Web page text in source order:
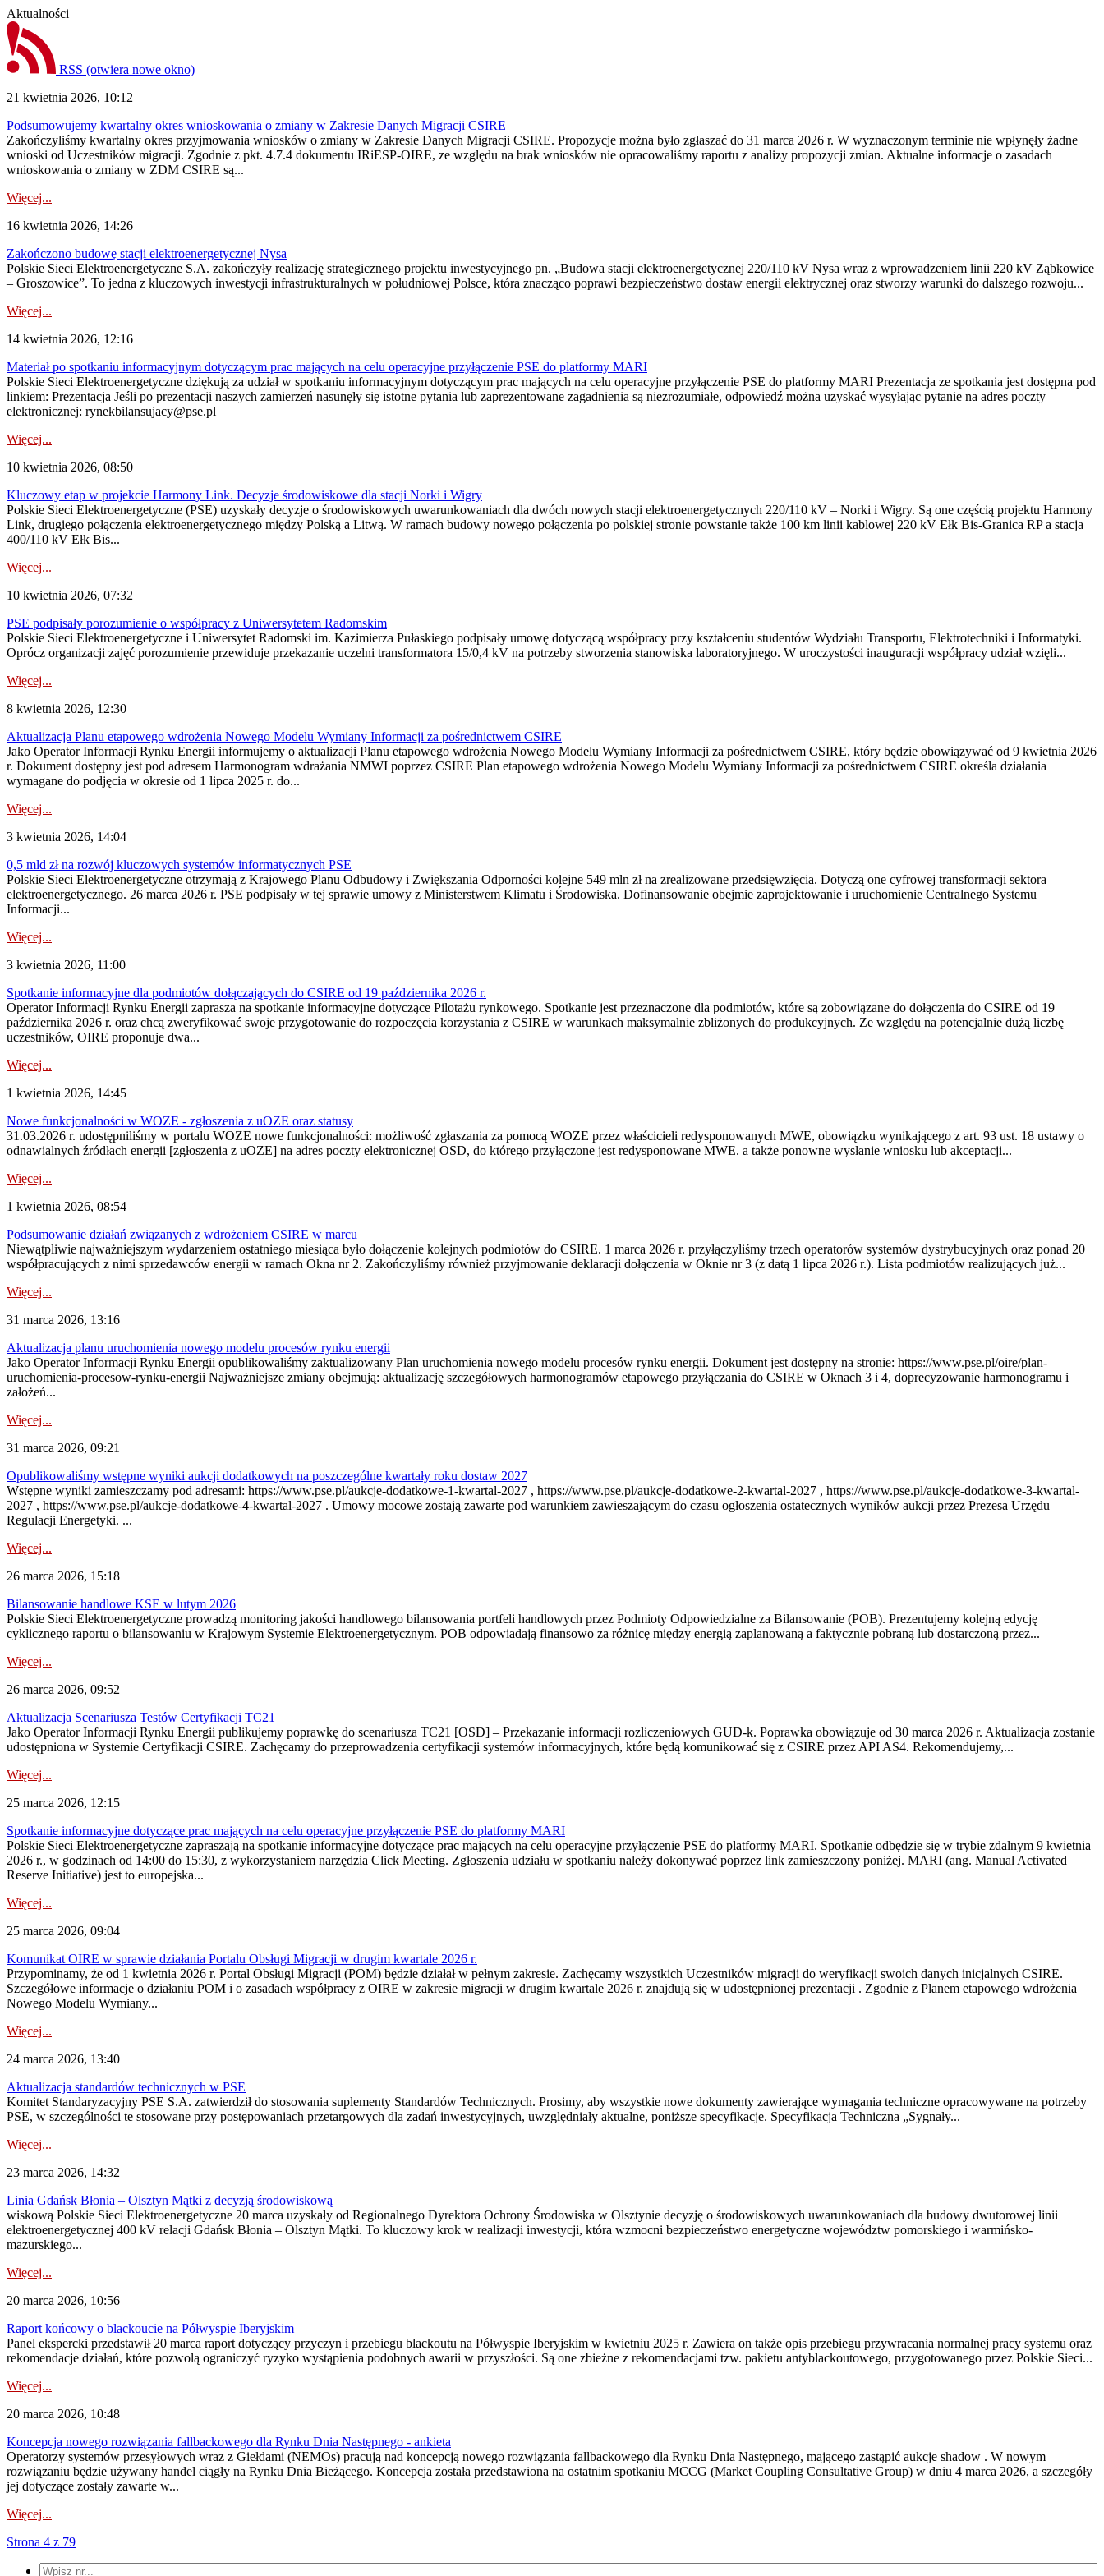
Aktualności
RSS (otwiera nowe okno)
21 kwietnia 2026, 10:12
Podsumowujemy kwartalny okres wnioskowania o zmiany w Zakresie Danych Migracji CSIRE
Zakończyliśmy kwartalny okres przyjmowania wniosków o zmiany w Zakresie Danych Migracji CSIRE. Propozycje można było zgłaszać do 31 marca 2026 r. W wyznaczonym terminie nie wpłynęły żadne
wnioski od Uczestników migracji. Zgodnie z pkt. 4.7.4 dokumentu IRiESP-OIRE, ze względu na brak wniosków nie opracowaliśmy raportu z analizy propozycji zmian. Aktualne informacje o zasadach
wnioskowania o zmiany w ZDM CSIRE są...
Więcej...
16 kwietnia 2026, 14:26
Zakończono budowę stacji elektroenergetycznej Nysa
Polskie Sieci Elektroenergetyczne S.A. zakończyły realizację strategicznego projektu inwestycyjnego pn. „Budowa stacji elektroenergetycznej 220/110 kV Nysa wraz z wprowadzeniem linii 220 kV Ząbkowice
– Groszowice”. To jedna z kluczowych inwestycji infrastrukturalnych w południowej Polsce, która znacząco poprawi bezpieczeństwo dostaw energii elektrycznej oraz stworzy warunki do dalszego rozwoju...
Więcej...
14 kwietnia 2026, 12:16
Materiał po spotkaniu informacyjnym dotyczącym prac mających na celu operacyjne przyłączenie PSE do platformy MARI
Polskie Sieci Elektroenergetyczne dziękują za udział w spotkaniu informacyjnym dotyczącym prac mających na celu operacyjne przyłączenie PSE do platformy MARI Prezentacja ze spotkania jest dostępna pod
linkiem: Prezentacja Jeśli po prezentacji naszych zamierzeń nasunęły się istotne pytania lub zaprezentowane zagadnienia są niezrozumiałe, odpowiedź można uzyskać wysyłając pytanie na adres poczty
elektronicznej: rynekbilansujacy@pse.pl
Więcej...
10 kwietnia 2026, 08:50
Kluczowy etap w projekcie Harmony Link. Decyzje środowiskowe dla stacji Norki i Wigry
Polskie Sieci Elektroenergetyczne (PSE) uzyskały decyzje o środowiskowych uwarunkowaniach dla dwóch nowych stacji elektroenergetycznych 220/110 kV – Norki i Wigry. Są one częścią projektu Harmony
Link, drugiego połączenia elektroenergetycznego między Polską a Litwą. W ramach budowy nowego połączenia po polskiej stronie powstanie także 100 km linii kablowej 220 kV Ełk Bis-Granica RP a stacja
400/110 kV Ełk Bis...
Więcej...
10 kwietnia 2026, 07:32
PSE podpisały porozumienie o współpracy z Uniwersytetem Radomskim
Polskie Sieci Elektroenergetyczne i Uniwersytet Radomski im. Kazimierza Pułaskiego podpisały umowę dotyczącą współpracy przy kształceniu studentów Wydziału Transportu, Elektrotechniki i Informatyki.
Oprócz organizacji zajęć porozumienie przewiduje przekazanie uczelni transformatora 15/0,4 kV na potrzeby stworzenia stanowiska laboratoryjnego. W uroczystości inauguracji współpracy udział wzięli...
Więcej...
8 kwietnia 2026, 12:30
Aktualizacja Planu etapowego wdrożenia Nowego Modelu Wymiany Informacji za pośrednictwem CSIRE
Jako Operator Informacji Rynku Energii informujemy o aktualizacji Planu etapowego wdrożenia Nowego Modelu Wymiany Informacji za pośrednictwem CSIRE, który będzie obowiązywać od 9 kwietnia 2026
r. Dokument dostępny jest pod adresem Harmonogram wdrażania NMWI poprzez CSIRE Plan etapowego wdrożenia Nowego Modelu Wymiany Informacji za pośrednictwem CSIRE określa działania
wymagane do podjęcia w okresie od 1 lipca 2025 r. do...
Więcej...
3 kwietnia 2026, 14:04
0,5 mld zł na rozwój kluczowych systemów informatycznych PSE
Polskie Sieci Elektroenergetyczne otrzymają z Krajowego Planu Odbudowy i Zwiększania Odporności kolejne 549 mln zł na zrealizowane przedsięwzięcia. Dotyczą one cyfrowej transformacji sektora
elektroenergetycznego. 26 marca 2026 r. PSE podpisały w tej sprawie umowy z Ministerstwem Klimatu i Środowiska. Dofinansowanie obejmie zaprojektowanie i uruchomienie Centralnego Systemu
Informacji...
Więcej...
3 kwietnia 2026, 11:00
Spotkanie informacyjne dla podmiotów dołączających do CSIRE od 19 października 2026 r.
Operator Informacji Rynku Energii zaprasza na spotkanie informacyjne dotyczące Pilotażu rynkowego. Spotkanie jest przeznaczone dla podmiotów, które są zobowiązane do dołączenia do CSIRE od 19
października 2026 r. oraz chcą zweryfikować swoje przygotowanie do rozpoczęcia korzystania z CSIRE w warunkach maksymalnie zbliżonych do produkcyjnych. Ze względu na potencjalnie dużą liczbę
uczestników, OIRE proponuje dwa...
Więcej...
1 kwietnia 2026, 14:45
Nowe funkcjonalności w WOZE - zgłoszenia z uOZE oraz statusy
31.03.2026 r. udostępniliśmy w portalu WOZE nowe funkcjonalności: możliwość zgłaszania za pomocą WOZE przez właścicieli redysponowanych MWE, obowiązku wynikającego z art. 93 ust. 18 ustawy o
odnawialnych źródłach energii [zgłoszenia z uOZE] na adres poczty elektronicznej OSD, do którego przyłączone jest redysponowane MWE. a także ponowne wysłanie wniosku lub akceptacji...
Więcej...
1 kwietnia 2026, 08:54
Podsumowanie działań związanych z wdrożeniem CSIRE w marcu
Niewątpliwie najważniejszym wydarzeniem ostatniego miesiąca było dołączenie kolejnych podmiotów do CSIRE. 1 marca 2026 r. przyłączyliśmy trzech operatorów systemów dystrybucyjnych oraz ponad 20
współpracujących z nimi sprzedawców energii w ramach Okna nr 2. Zakończyliśmy również przyjmowanie deklaracji dołączenia w Oknie nr 3 (z datą 1 lipca 2026 r.). Lista podmiotów realizujących już...
Więcej...
31 marca 2026, 13:16
Aktualizacja planu uruchomienia nowego modelu procesów rynku energii
Jako Operator Informacji Rynku Energii opublikowaliśmy zaktualizowany Plan uruchomienia nowego modelu procesów rynku energii. Dokument jest dostępny na stronie: https://www.pse.pl/oire/plan-
uruchomienia-procesow-rynku-energii Najważniejsze zmiany obejmują: aktualizację szczegółowych harmonogramów etapowego przyłączania do CSIRE w Oknach 3 i 4, doprecyzowanie harmonogramu i
założeń...
Więcej...
31 marca 2026, 09:21
Opublikowaliśmy wstępne wyniki aukcji dodatkowych na poszczególne kwartały roku dostaw 2027
Wstępne wyniki zamieszczamy pod adresami: https://www.pse.pl/aukcje-dodatkowe-1-kwartal-2027 , https://www.pse.pl/aukcje-dodatkowe-2-kwartal-2027 , https://www.pse.pl/aukcje-dodatkowe-3-kwartal-
2027 , https://www.pse.pl/aukcje-dodatkowe-4-kwartal-2027 . Umowy mocowe zostają zawarte pod warunkiem zawieszającym do czasu ogłoszenia ostatecznych wyników aukcji przez Prezesa Urzędu
Regulacji Energetyki. ...
Więcej...
26 marca 2026, 15:18
Bilansowanie handlowe KSE w lutym 2026
Polskie Sieci Elektroenergetyczne prowadzą monitoring jakości handlowego bilansowania portfeli handlowych przez Podmioty Odpowiedzialne za Bilansowanie (POB). Prezentujemy kolejną edycję
cyklicznego raportu o bilansowaniu w Krajowym Systemie Elektroenergetycznym. POB odpowiadają finansowo za różnicę między energią zaplanowaną a faktycznie pobraną lub dostarczoną przez...
Więcej...
26 marca 2026, 09:52
Aktualizacja Scenariusza Testów Certyfikacji TC21
Jako Operator Informacji Rynku Energii publikujemy poprawkę do scenariusza TC21 [OSD] – Przekazanie informacji rozliczeniowych GUD-k. Poprawka obowiązuje od 30 marca 2026 r. Aktualizacja zostanie
udostępniona w Systemie Certyfikacji CSIRE. Zachęcamy do przeprowadzenia certyfikacji systemów informacyjnych, które będą komunikować się z CSIRE przez API AS4. Rekomendujemy,...
Więcej...
25 marca 2026, 12:15
Spotkanie informacyjne dotyczące prac mających na celu operacyjne przyłączenie PSE do platformy MARI
Polskie Sieci Elektroenergetyczne zapraszają na spotkanie informacyjne dotyczące prac mających na celu operacyjne przyłączenie PSE do platformy MARI. Spotkanie odbędzie się w trybie zdalnym 9 kwietnia
2026 r., w godzinach od 14:00 do 15:30, z wykorzystaniem narzędzia Click Meeting. Zgłoszenia udziału w spotkaniu należy dokonywać poprzez link zamieszczony poniżej. MARI (ang. Manual Activated
Reserve Initiative) jest to europejska...
Więcej...
25 marca 2026, 09:04
Komunikat OIRE w sprawie działania Portalu Obsługi Migracji w drugim kwartale 2026 r.
Przypominamy, że od 1 kwietnia 2026 r. Portal Obsługi Migracji (POM) będzie działał w pełnym zakresie. Zachęcamy wszystkich Uczestników migracji do weryfikacji swoich danych inicjalnych CSIRE.
Szczegółowe informacje o działaniu POM i o zasadach współpracy z OIRE w zakresie migracji w drugim kwartale 2026 r. znajdują się w udostępnionej prezentacji . Zgodnie z Planem etapowego wdrożenia
Nowego Modelu Wymiany...
Więcej...
24 marca 2026, 13:40
Aktualizacja standardów technicznych w PSE
Komitet Standaryzacyjny PSE S.A. zatwierdził do stosowania suplementy Standardów Technicznych. Prosimy, aby wszystkie nowe dokumenty zawierające wymagania techniczne opracowywane na potrzeby
PSE, w szczególności te stosowane przy postępowaniach przetargowych dla zadań inwestycyjnych, uwzględniały aktualne, poniższe specyfikacje. Specyfikacja Techniczna „Sygnały...
Więcej...
23 marca 2026, 14:32
Linia Gdańsk Błonia – Olsztyn Mątki z decyzją środowiskową
wiskową Polskie Sieci Elektroenergetyczne 20 marca uzyskały od Regionalnego Dyrektora Ochrony Środowiska w Olsztynie decyzję o środowiskowych uwarunkowaniach dla budowy dwutorowej linii
elektroenergetycznej 400 kV relacji Gdańsk Błonia – Olsztyn Mątki. To kluczowy krok w realizacji inwestycji, która wzmocni bezpieczeństwo energetyczne województw pomorskiego i warmińsko-
mazurskiego...
Więcej...
20 marca 2026, 10:56
Raport końcowy o blackoucie na Półwyspie Iberyjskim
Panel ekspercki przedstawił 20 marca raport dotyczący przyczyn i przebiegu blackoutu na Półwyspie Iberyjskim w kwietniu 2025 r. Zawiera on także opis przebiegu przywracania normalnej pracy systemu oraz
rekomendacje działań, które pozwolą ograniczyć ryzyko wystąpienia podobnych awarii w przyszłości. Są one zbieżne z rekomendacjami tzw. pakietu antyblackoutowego, przygotowanego przez Polskie Sieci...
Więcej...
20 marca 2026, 10:48
Koncepcja nowego rozwiązania fallbackowego dla Rynku Dnia Następnego - ankieta
Operatorzy systemów przesyłowych wraz z Giełdami (NEMOs) pracują nad koncepcją nowego rozwiązania fallbackowego dla Rynku Dnia Następnego, mającego zastąpić aukcje shadow . W nowym
rozwiązaniu będzie używany handel ciągły na Rynku Dnia Bieżącego. Koncepcja została przedstawiona na ostatnim spotkaniu MCCG (Market Coupling Consultative Group) w dniu 4 marca 2026, a szczegóły
jej dotyczące zostały zawarte w...
Więcej...
Strona 4 z 79